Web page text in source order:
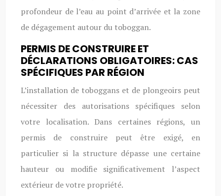
profondeur de l’eau au point d’arrivée et la zone
de dégagement autour du toboggan.
PERMIS DE CONSTRUIRE ET
DÉCLARATIONS OBLIGATOIRES: CAS
SPÉCIFIQUES PAR RÉGION
L’installation de toboggans et de plongeoirs peut
nécessiter des autorisations spécifiques selon
votre localisation. Dans certaines régions, un
permis de construire peut être exigé, en
particulier si la structure dépasse une certaine
hauteur ou modifie significativement l’aspect
extérieur de votre propriété.